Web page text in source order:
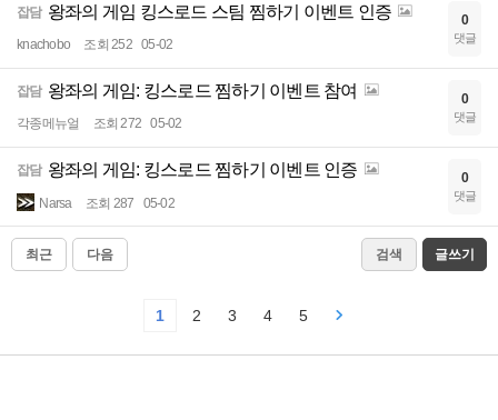
잡담 왕좌의 게임 킹스로드 스팀 찜하기 이벤트 인증
knachobo 조회 252 05-02
0
댓글
잡담 왕좌의 게임: 킹스로드 찜하기 이벤트 참여
각종메뉴얼 조회 272 05-02
0
댓글
잡담 왕좌의 게임: 킹스로드 찜하기 이벤트 인증
Narsa 조회 287 05-02
0
댓글
최근 다음 검색 글쓰기
1 2 3 4 5